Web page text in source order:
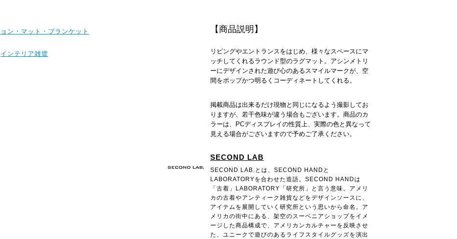
【商品説明】
リビングやエントランスをはじめ、様々なスペースにマ
ッチしてくれるラウンド型のラグマット。アシンメトリ
ーにデザインされた遊び心のあるスマイルマークが、空
間をポップかつ明るくコーディネートしてくれる。
掲載商品は出来るだけ現物と同じになるよう撮影してお
りますが、若干色味が違う場合もございます。商品のカ
ラーは、PCディスプレイの性質上、実際の色と異なって
見える場合がございますので予めご了承ください。
SECOND LAB
SECOND LAB.とは、SECOND HANDと
LABORATORYを合わせた造語。SECOND HANDは
「古着」LABORATORY「研究所」と言う意味。アメリ
カの古着やアンティーク雑貨などをデザインソースに、
アイテムを展開していく研究所という思いから命名。ア
メリカの街中にある、架空のスーベニアショップをイメ
ージした商品構成で、アメリカンカルチャーを反映させ
た、ユニークで遊びのあるライフスタイルグッズを演出
ン・マット・ブランケット
インテリア雑貨